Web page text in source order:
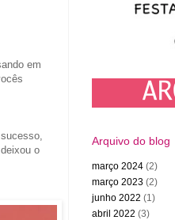
em
o
Arquivo do blog
março 2024 (2)
março 2023 (2)
junho 2022 (1)
abril 2022 (3)